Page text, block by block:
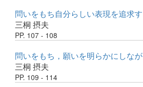
問いをもち自分らしい表現を追求
三桐 摂夫
PP. 107 - 108
問いをもち，願いを明らかにしな
三桐 摂夫
PP. 109 - 114